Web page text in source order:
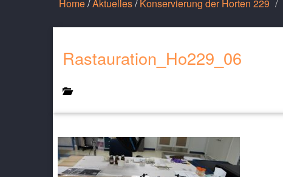
Home/Aktuelles/Konservierung der Horten 229
Rastauration_Ho229_06